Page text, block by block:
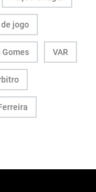
jogo
Gomes VAR